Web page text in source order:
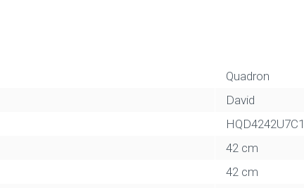
Quadron
David
HQD4242U7C1
42 cm
42 cm